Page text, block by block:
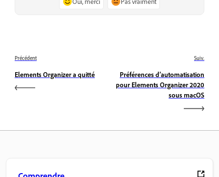
Précédent
Elements Organizer a quitté
Suiv.
Préférences d’automatisation
pour Elements Organizer 2020
sous macOS